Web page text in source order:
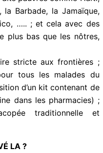
nombre de décès par
dits pauvres comme
Lucie, la Barbade, la
Porto Rico, ….. ; et
encore plus bas
stricte aux frontières ;
tous les malades du
d’un kit contenant
dans les